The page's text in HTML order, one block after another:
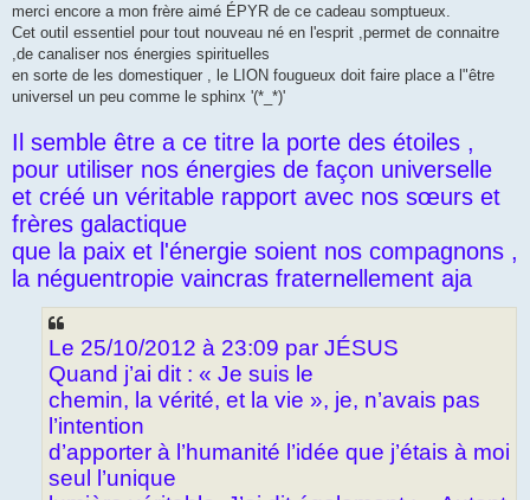
merci encore a mon frère aimé ÉPYR de ce cadeau somptueux.
Cet outil essentiel pour tout nouveau né en l'esprit ,permet de connaitre
,de canaliser nos énergies spirituelles
en sorte de les domestiquer , le LION fougueux doit faire place a l"être
universel un peu comme le sphinx '(*_*)'
Il semble être a ce titre la porte des étoiles ,
pour utiliser nos énergies de façon universelle
et créé un véritable rapport avec nos sœurs et
frères galactique
que la paix et l'énergie soient nos compagnons ,
la néguentropie vaincras fraternellement aja
Le 25/10/2012 à 23:09 par JÉSUS
Quand j’ai dit : « Je suis le
chemin, la vérité, et la vie », je, n’avais pas
l’intention
d’apporter à l’humanité l’idée que j’étais à moi
seul l’unique